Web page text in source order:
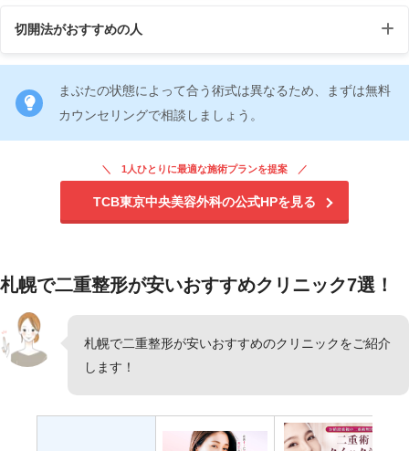
切開法がおすすめの人
まぶたの状態によって合う術式は異なるため、まずは無料
カウンセリングで相談しましょう。
1人ひとりに最適な施術プランを提案
TCB東京中央美容外科の公式HPを見る
札幌で二重整形が安いおすすめクリニック7選！
札幌で二重整形が安いおすすめのクリニックをご紹介
します！